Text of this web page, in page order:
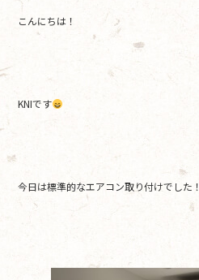
o
k
こんにちは！
KNIです
今日は標準的なエアコン取り付けでした！